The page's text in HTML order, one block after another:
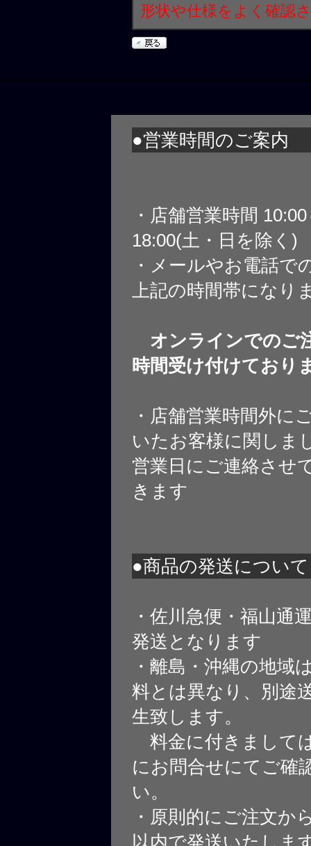
形状や仕様をよく確認
●営業時間のご案内
・店舗営業時間
18:00(土・日を除く)
・メールやお電話で
上記の時間帯になり
オンラインでのご
時間受け付けており
・店舗営業時間外に
いたお客様に関しま
営業日にご連絡させ
きます
●商品の発送について
・佐川急便・福山通
発送となります
・離島・沖縄の地域
料とは異なり、別途
生致します。
料金に付きまして
にお問合せにてご確
い。
・原則的にご注文か
以内で発送いたしま